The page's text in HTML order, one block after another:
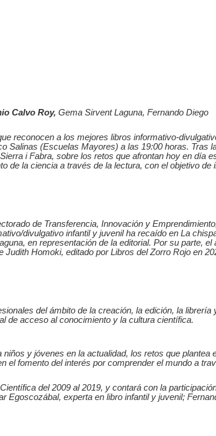
Calvo Roy, Gema Sirvent Laguna, Fernando Diego
reconocen a los mejores libros informativo-
Salinas (Escuelas Mayores) a las 19:00 horas. Tras
i Fabra, sobre los retos que afrontan hoy en día
de la ciencia a través de la lectura, con el objetivo de
de Transferencia, Innovación y
divulgativo infantil y juvenil ha recaído en La
en representación de la editorial. Por su parte, el
Homoki, editado por Libros del Zorro Rojo en
del ámbito de la creación, la edición, la librería
de acceso al conocimiento y la cultura científica.
y jóvenes en la actualidad, los retos que plantea
el fomento del interés por comprender el mundo a
del 2009 al 2019, y contará con la
experta en libro infantil y juvenil;